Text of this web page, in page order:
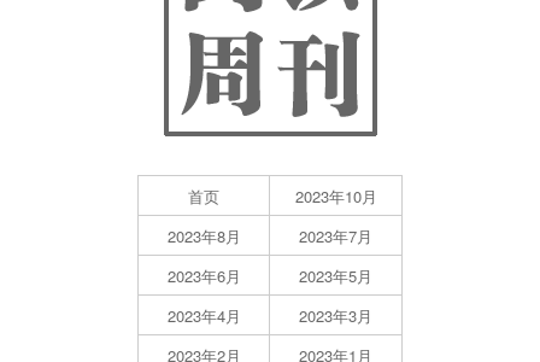
首页
2023年10月
2023年8月
2023年7月
2023年6月
2023年5月
2023年4月
2023年3月
2023年2月
2023年1月